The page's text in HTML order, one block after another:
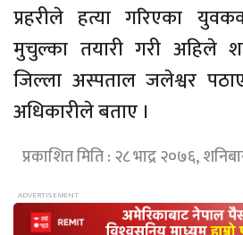
प्रहरीले हत्या गरिएका
मुचुल्का तयारी गरी अहिले
जिल्ला अस्पताल जलेश्वर
अधिकारीले बताए ।
प्रकाशित मिति : २८ भाद्र २०७६,